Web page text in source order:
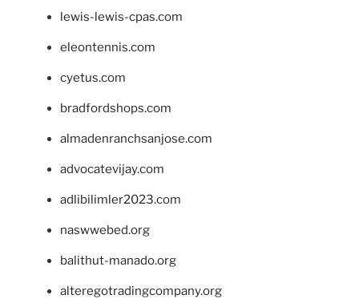
lewis-lewis-cpas.com
eleontennis.com
cyetus.com
bradfordshops.com
almadenranchsanjose.com
advocatevijay.com
adlibilimler2023.com
naswwebed.org
balithut-manado.org
alteregotradingcompany.org